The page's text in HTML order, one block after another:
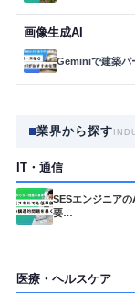
画像生成AI
Geminiで建築パ
業界から探す
IT・通信
SESエンジニア
要…
医療・ヘルスケア